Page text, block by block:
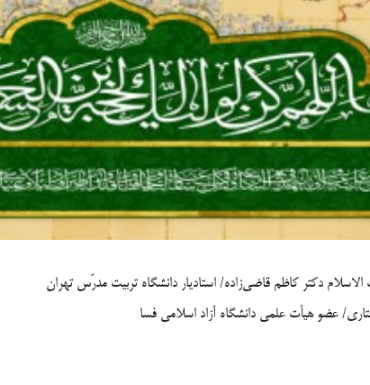
دکتر کاظم قاضی‌زاده/ استادیار دانشگاه تربیت مدرّس تهران
عضو هیأت علمی دانشگاه آزاد اسلامی فسا